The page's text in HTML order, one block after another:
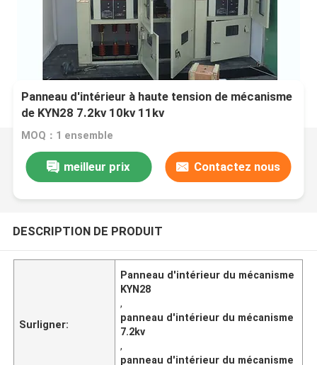
Panneau d'intérieur à haute tension de mécanisme
de KYN28 7.2kv 10kv 11kv
MOQ：1 ensemble
meilleur prix Contactez nous
DESCRIPTION DE PRODUIT
Surligner:
Panneau d'intérieur du mécanisme
KYN28
,
panneau d'intérieur du mécanisme
7.2kv
,
panneau d'intérieur du mécanisme